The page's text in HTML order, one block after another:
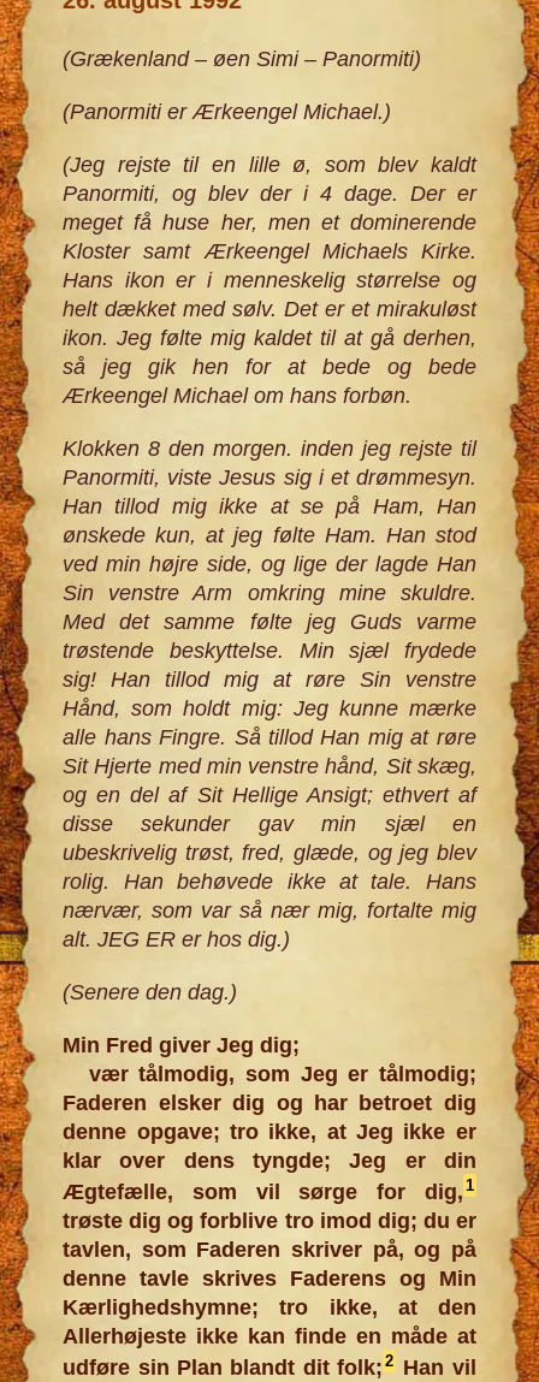
(Grækenland – øen Simi – Panormiti)
(Panormiti er Ærkeengel Michael.)
(Jeg rejste til en lille ø, som blev kaldt
Panormiti, og blev der i 4 dage. Der er
meget få huse her, men et dominerende
Kloster samt Ærkeengel Michaels Kirke.
Hans ikon er i menneskelig størrelse og
helt dækket med sølv. Det er et mirakuløst
ikon. Jeg følte mig kaldet til at gå derhen,
så jeg gik hen for at bede og bede
Ærkeengel Michael om hans forbøn.
Klokken 8 den morgen. inden jeg rejste til
Panormiti, viste Jesus sig i et drømmesyn.
Han tillod mig ikke at se på Ham, Han
ønskede kun, at jeg følte Ham. Han stod
ved min højre side, og lige der lagde Han
Sin venstre Arm omkring mine skuldre.
Med det samme følte jeg Guds varme
trøstende beskyttelse. Min sjæl frydede
sig! Han tillod mig at røre Sin venstre
Hånd, som holdt mig: Jeg kunne mærke
alle hans Fingre. Så tillod Han mig at røre
Sit Hjerte med min venstre hånd, Sit skæg,
og en del af Sit Hellige Ansigt; ethvert af
disse sekunder gav min sjæl en
ubeskrivelig trøst, fred, glæde, og jeg blev
rolig. Han behøvede ikke at tale. Hans
nærvær, som var så nær mig, fortalte mig
alt. JEG ER er hos dig.)
(Senere den dag.)
Min Fred giver Jeg dig;
vær tålmodig, som Jeg er tålmodig;
Faderen elsker dig og har betroet dig
denne opgave; tro ikke, at Jeg ikke er
klar over dens tyngde; Jeg er din
Ægtefælle, som vil sørge for dig, 1
trøste dig og forblive tro imod dig; du er
tavlen, som Faderen skriver på, og på
denne tavle skrives Faderens og Min
Kærlighedshymne; tro ikke, at den
Allerhøjeste ikke kan finde en måde at
udføre sin Plan blandt dit folk;2 Han vil